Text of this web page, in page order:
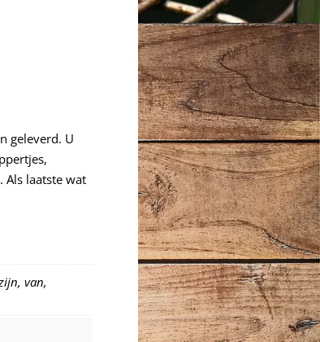
geleverd. U
Als laatste wat
van,